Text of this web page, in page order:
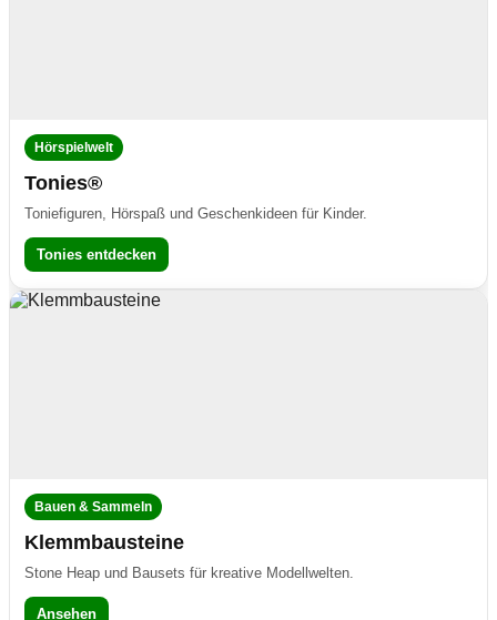
Hörspielwelt
Tonies®
Toniefiguren, Hörspaß und Geschenkideen für Kinder.
Tonies entdecken
Bauen & Sammeln
Klemmbausteine
Stone Heap und Bausets für kreative Modellwelten.
Ansehen